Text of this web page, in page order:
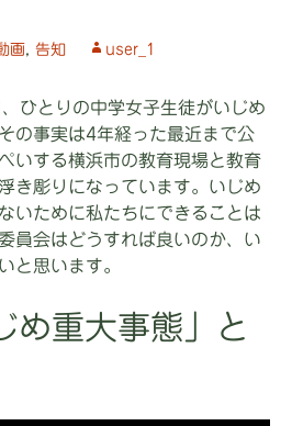
画, 告知 user_1
ひとりの中学女子生徒がいじめ
の事実は4年経った最近まで公
いする横浜市の教育現場と教育
き彫りになっています。いじめ
いために私たちにできることは
員会はどうすれば良いのか、い
と思います。
め重大事態」と